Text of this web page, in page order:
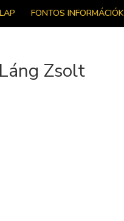
FONTOS INFORMÁCIÓK
Láng Zsolt